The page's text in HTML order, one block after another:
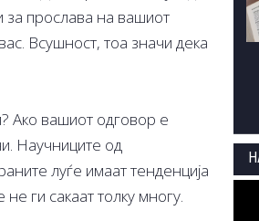
за прослава на вашиот
Всушност, тоа значи дека
Ако вашиот одговор е
Научниците од
луѓе имаат тенденција
ги сакаат толку многу.